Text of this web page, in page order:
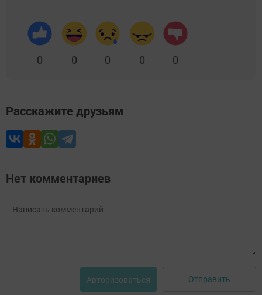
0 0 0 0 0
Расскажите друзьям
Нет комментариев
Авторизоваться Отправить